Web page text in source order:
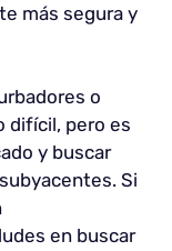
más segura y
o
difícil, pero es
y buscar
Si
en buscar